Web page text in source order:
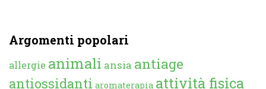
Argomenti popolari
allergie animali ansia antiage
antiossidanti aromaterapia attività fisica